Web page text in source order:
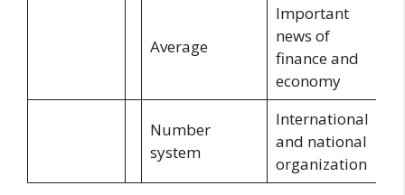
Average
Important
news of
finance and
economy
Number
system
International
and national
organization